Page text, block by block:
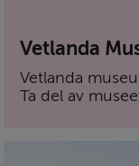
Vetlanda
Vetlanda
Ta del av